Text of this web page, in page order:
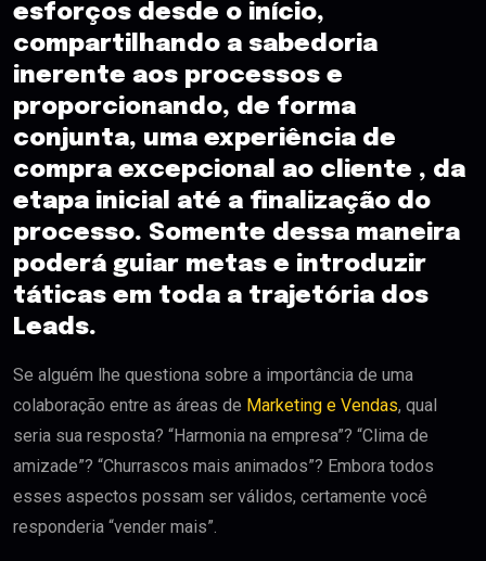
esforços desde o início,
compartilhando a sabedoria
inerente aos processos e
proporcionando, de forma
conjunta, uma experiência de
compra excepcional ao cliente , da
etapa inicial até a finalização do
processo. Somente dessa maneira
poderá guiar metas e introduzir
táticas em toda a trajetória dos
Leads.
Se alguém lhe questiona sobre a importância de uma
colaboração entre as áreas de Marketing e Vendas, qual
seria sua resposta? “Harmonia na empresa”? “Clima de
amizade”? “Churrascos mais animados”? Embora todos
esses aspectos possam ser válidos, certamente você
responderia “vender mais”.